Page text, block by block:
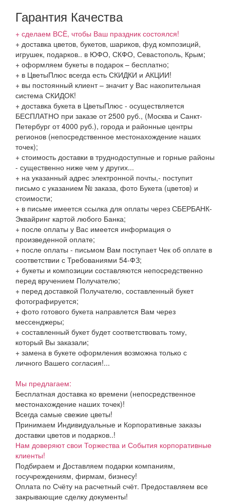
Гарантия Качества
+ сделаем ВСЁ, чтобы Ваш праздник состоялся!
+ доставка цветов, букетов, шариков, фуд композиций,
игрушек, подарков.. в ЮФО, СКФО, Севастополь, Крым;
+ оформляем букеты в подарок – бесплатно;
+ в ЦветыПлюс всегда есть СКИДКИ и АКЦИИ!
+ вы постоянный клиент – значит у Вас накопительная
система СКИДОК!
+ доставка букета в ЦветыПлюс - осуществляется
БЕСПЛАТНО при заказе от 2500 руб., (Москва и Санкт-
Петербург от 4000 руб.), города и районные центры
регионов (непосредственное местонахождение наших
точек);
+ стоимость доставки в труднодоступные и горные районы
- существенно ниже чем у других...
+ на указанный адрес электронной почты,- поступит
письмо с указанием № заказа, фото Букета (цветов) и
стоимости;
+ в письме имеется ссылка для оплаты через СБЕРБАНК-
Эквайринг картой любого Банка;
+ после оплаты у Вас имеется информация о
произведенной оплате;
+ после оплаты - письмом Вам поступает Чек об оплате в
соответствии с Требованиями 54-ФЗ;
+ букеты и композиции составляются непосредственно
перед вручением Получателю;
+ перед доставкой Получателю, составленный букет
фотографируется;
+ фото готового букета направлется Вам через
мессенджеры;
+ составленный букет будет соответствовать тому,
который Вы заказали;
+ замена в букете оформления возможна только с
личного Вашего согласия!...
Мы предлагаем:
Бесплатная доставка ко времени (непосредственное
местонахождение наших точек)!
Всегда самые свежие цветы!
Принимаем Индивидуальные и Корпоративные заказы
доставки цветов и подарков..!
Нам доверяют свои Торжества и События корпоративные
клиенты!
Подбираем и Доставляем подарки компаниям,
госучреждениям, фирмам, бизнесу!
Оплата по Счёту на расчетный счёт. Предоставляем все
закрывающие сделку документы!